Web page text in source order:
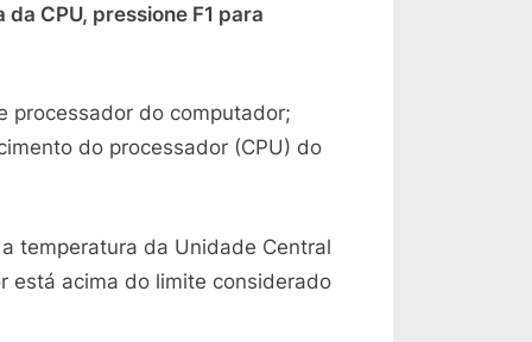
CPU, pressione F1 para
processador do computador;
do processador (CPU) do
temperatura da Unidade Central
está acima do limite considerado